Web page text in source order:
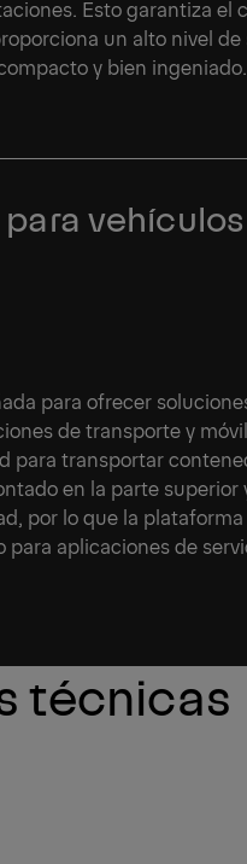
Esto garantiza el
un alto nivel de
y bien ingeniado.
para ofrecer
de transporte y
para transportar
en la parte superior
por lo que la plataforma
aplicaciones de
técnicas